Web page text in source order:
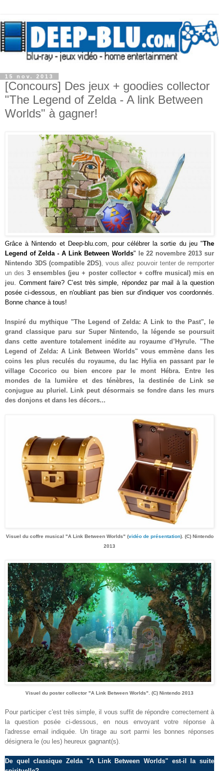
15 nov. 2013
[Concours] Des jeux + goodies collector
"The Legend of Zelda - A link Between
Worlds" à gagner!
Grâce à Nintendo et Deep-blu.com, pour célébrer la sortie du jeu "The
Legend of Zelda - A Link Between Worlds" le 22 novembre 2013 sur
Nintendo 3DS (compatible 2DS) , vous allez pouvoir tenter de remporter
un des3 ensembles (jeu + poster collector + coffre musical) mis en
jeu . Comment faire? C’est très simple, répondez par mail à la question
posée ci-dessous, en n'oubliant pas bien sur d'indiquer vos coordonnés.
Bonne chance à tous!
Inspiré du mythique "The Legend of Zelda: A Link to the Past", le
grand classique paru sur Super Nintendo, la légende se poursuit
dans cette aventure totalement inédite au royaume d’Hyrule. "The
Legend of Zelda: A Link Between Worlds" vous emmène dans les
coins les plus reculés du royaume, du lac Hylia en passant par le
village Cocorico ou bien encore par le mont Hébra. Entre les
mondes de la lumière et des ténèbres, la destinée de Link se
conjugue au pluriel. Link peut désormais se fondre dans les murs
des donjons et dans les décors...
Visuel du coffre musical "A Link Between Worlds" (vidéo de présentation). (C) Nintendo
2013
Visuel du poster collector "A Link Between Worlds". (C) Nintendo 2013
Pour participer c'est très simple, il vous suffit de répondre correctement à
la question posée ci-dessous, en nous envoyant votre réponse à
l'adresse email indiquée. Un tirage au sort parmi les bonnes réponses
désignera le (ou les) heureux gagnant(s).
De quel classique Zelda "A Link Between Worlds" est-il la suite